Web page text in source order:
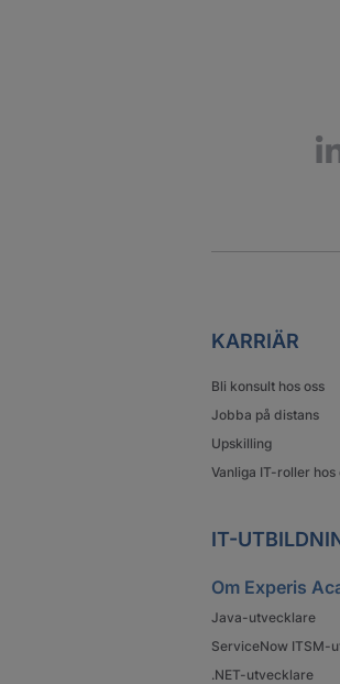
KARRIÄR
Bli konsult hos oss
Jobba på distans
Upskilling
Vanliga IT-roller hos
IT-
Om Experis
Java-utvecklare
ServiceNow ITSM-
.NET-utvecklare